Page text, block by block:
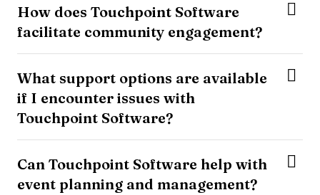
How does Touchpoint Software
facilitate community engagement?
What support options are available
if I encounter issues with
Touchpoint Software?
Can Touchpoint Software help with
event planning and management?